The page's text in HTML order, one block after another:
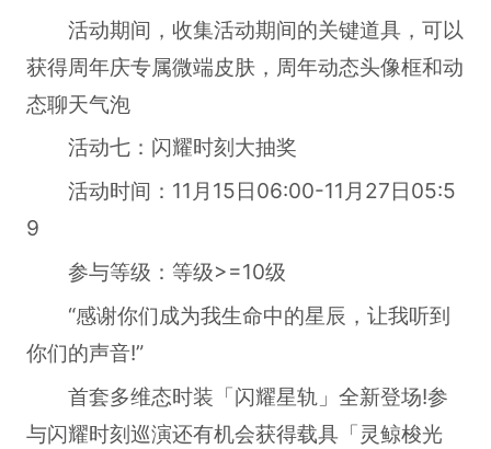
活动期间，收集活动期间的关键道具，可以
获得周年庆专属微端皮肤，周年动态头像框和动
态聊天气泡
活动七：闪耀时刻大抽奖
活动时间：11月15日06:00-11月27日05:5
9
参与等级：等级>=10级
“感谢你们成为我生命中的星辰，让我听到
你们的声音!”
首套多维态时装「闪耀星轨」全新登场!参
与闪耀时刻巡演还有机会获得载具「灵鲸梭光